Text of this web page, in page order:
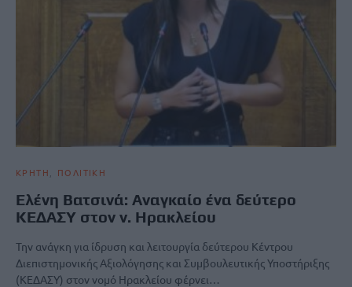
ΚΡΗΤΗ ΠΟΛΙΤΙΚΗ
Ελένη Βατσινά: Αναγκαίο ένα δεύτερο
ΚΕΔΑΣΥ στον ν. Ηρακλείου
Την ανάγκη για ίδρυση και λειτουργία δεύτερου Κέντρου
Διεπιστημονικής Αξιολόγησης και Συμβουλευτικής Υποστήριξης
(ΚΕΔΑΣΥ) στον νομό Ηρακλείου φέρνει…